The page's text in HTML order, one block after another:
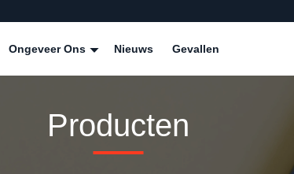
Ongeveer Ons Nieuws Gevallen
Producten